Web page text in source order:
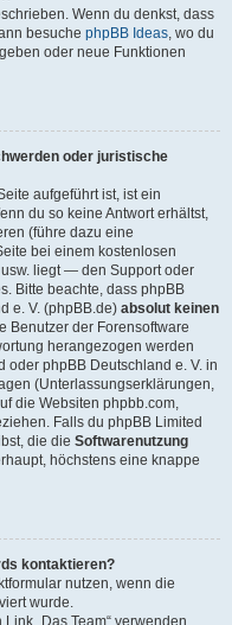
Wenn du denkst, dass
besuche phpBB Ideas, wo du
oder neue Funktionen
oder juristische
aufgeführt ist, ist ein
du so keine Antwort erhältst,
(führe dazu eine
bei einem kostenlosen
usw. liegt — den Support oder
Bitte beachte, dass phpBB
e. V. (phpBB.de) absolut keinen
Benutzer der Forensoftware
herangezogen werden
oder phpBB Deutschland e. V. in
(Unterlassungserklärungen,
die Websiten phpbb.com,
Falls du phpBB Limited
die die Softwarenutzung
höchstens eine knappe
kontaktieren?
nutzen, wenn die
wurde.
„Das Team“ verwenden.